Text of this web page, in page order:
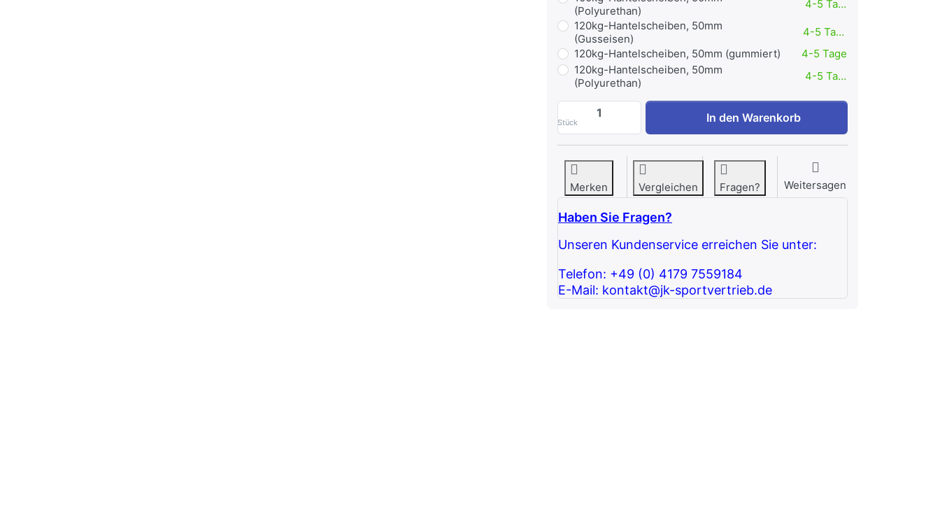
(Polyurethan)
4-5 Tage
120kg-Hantelscheiben, 50mm
(Gusseisen)
4-5 Tage
120kg-Hantelscheiben, 50mm (gummiert)
4-5 Tage
120kg-Hantelscheiben, 50mm
(Polyurethan)
4-5 Tage
Stück
Body-Solid Kniebeugen- und Wadenmaschine Black
In den Warenkorb
Merken Vergleichen Fragen? Weitersagen
Haben Sie Fragen?
Unseren Kundenservice erreichen Sie unter:
Telefon: +49 (0) 4179 7559184
E-Mail: kontakt@jk-sportvertrieb.de